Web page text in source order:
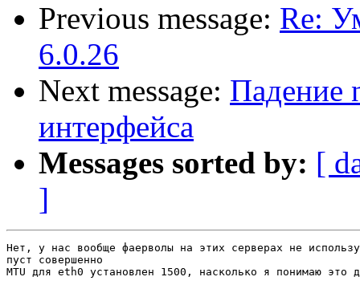
Previous message: Re:
6.0.26
Next message: Падение
интерфейса
Messages sorted by: [
]
Нет, у нас вообще фаерволы на этих серверах не
пуст совершенно
MTU для eth0 установлен 1500, насколько я понимаю это